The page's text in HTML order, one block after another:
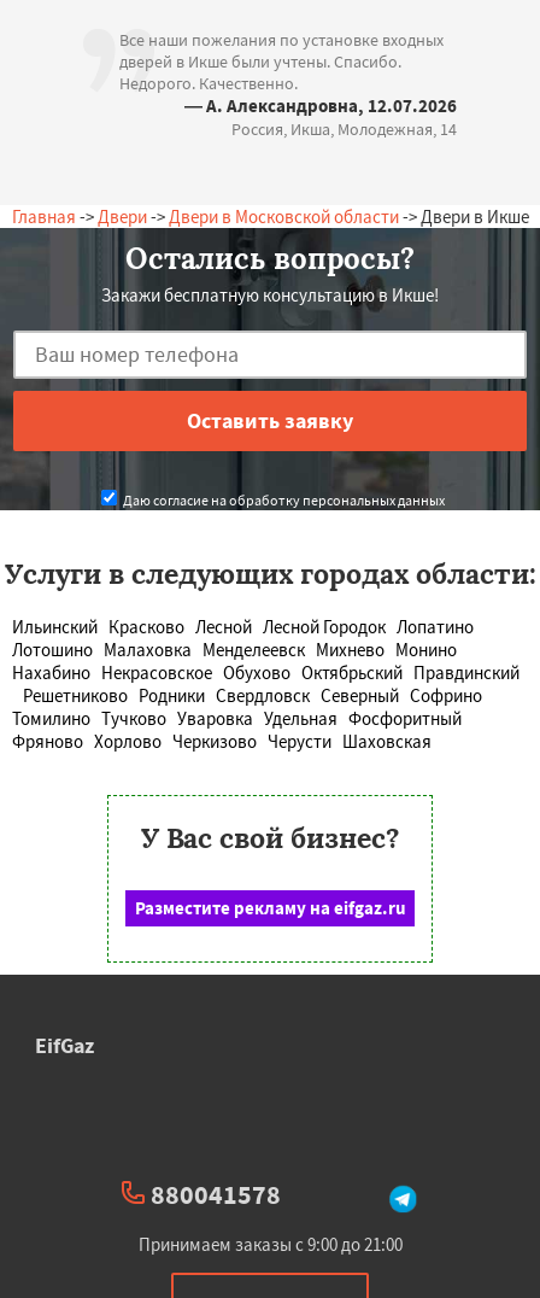
Все наши пожелания по установке входных
дверей в Икше были учтены. Спасибо.
Недорого. Качественно.
— А. Александровна, 12.07.2026
Россия, Икша, Молодежная, 14
Главная -> Двери-> Двери в Московской области-> Двери в Икше
Остались вопросы?
Закажи бесплатную консультацию в Икше!
Даю согласие на обработку персональных данных
Услуги в следующих городах области:
Ильинский Красково Лесной Лесной Городок Лопатино
Лотошино Малаховка Менделеевск Михнево Монино
Нахабино Некрасовское Обухово Октябрьский Правдинский
Решетниково Родники Свердловск Северный Софрино
Томилино Тучково Уваровка Удельная Фосфоритный
Фряново Хорлово Черкизово Черусти Шаховская
У Вас свой бизнес?
Разместите рекламу на eifgaz.ru
EifGaz
880041578
Принимаем заказы с 9:00 до 21:00